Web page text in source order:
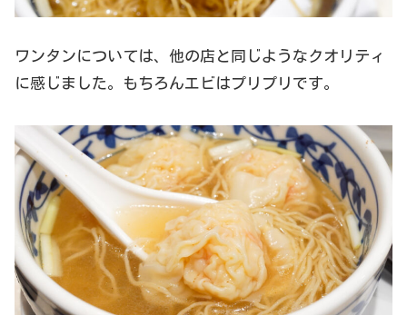
ワンタンについては、他の店と同じようなクオリティ
に感じました。もちろんエビはプリプリです。